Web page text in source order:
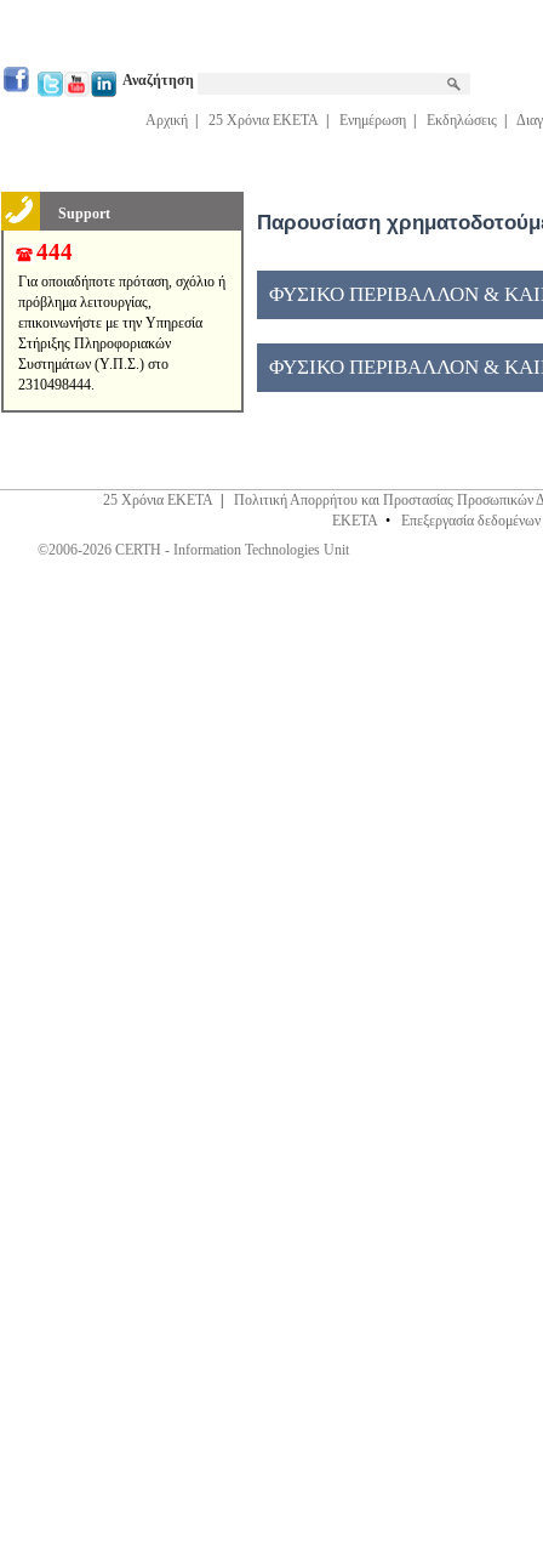
Αναζήτηση
Αρχική 25 Χρόνια ΕΚΕΤΑ Ενημέρωση Εκδηλώσεις
Support
444
Για οποιαδήποτε πρόταση, σχόλιο ή
πρόβλημα λειτουργίας,
επικοινωνήστε με την Υπηρεσία
Στήριξης Πληροφοριακών
Συστημάτων (Υ.Π.Σ.) στο
2310498444.
Παρουσίαση
ΦΥΣΙΚΟ ΠΕΡΙΒΑΛΛΟΝ &
ΦΥΣΙΚΟ ΠΕΡΙΒΑΛΛΟΝ &
25 Χρόνια ΕΚΕΤΑ
Πολιτική Απορρήτου και Προστασίας Προσωπικών
ΕΚΕΤΑ • Επεξεργασία
©2006-2026 CERTH - Information Technologies Unit